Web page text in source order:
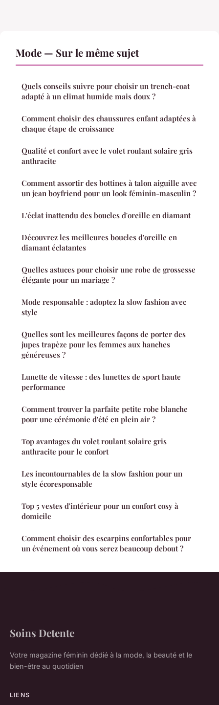
Mode — Sur le même sujet
Quels conseils suivre pour choisir un trench-coat
adapté à un climat humide mais doux ?
Comment choisir des chaussures enfant adaptées à
chaque étape de croissance
Qualité et confort avec le volet roulant solaire gris
anthracite
Comment assortir des bottines à talon aiguille avec
un jean boyfriend pour un look féminin-masculin ?
L'éclat inattendu des boucles d'oreille en diamant
Découvrez les meilleures boucles d'oreille en
diamant éclatantes
Quelles astuces pour choisir une robe de grossesse
élégante pour un mariage ?
Mode responsable : adoptez la slow fashion avec
style
Quelles sont les meilleures façons de porter des
jupes trapèze pour les femmes aux hanches
généreuses ?
Lunette de vitesse : des lunettes de sport haute
performance
Comment trouver la parfaite petite robe blanche
pour une cérémonie d'été en plein air ?
Top avantages du volet roulant solaire gris
anthracite pour le confort
Les incontournables de la slow fashion pour un
style écoresponsable
Top 5 vestes d'intérieur pour un confort cosy à
domicile
Comment choisir des escarpins confortables pour
un événement où vous serez beaucoup debout ?
Soins Detente
Votre magazine féminin dédié à la mode, la beauté et le
bien-être au quotidien
LIENS